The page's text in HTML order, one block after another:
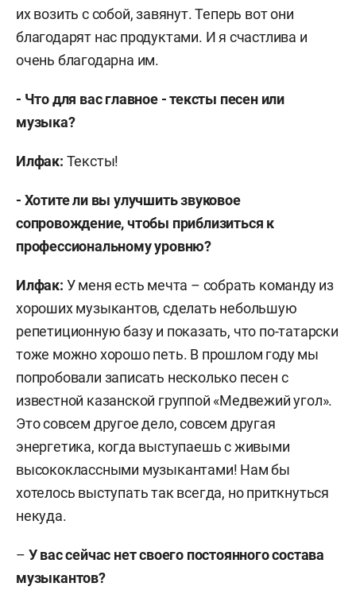
их возить с собой, завянут. Теперь вот они
благодарят нас продуктами. И я счастлива и
очень благодарна им.
- Что для вас главное - тексты песен или
музыка?
Илфак: Тексты!
- Хотите ли вы улучшить звуковое
сопровождение, чтобы приблизиться к
профессиональному уровню?
Илфак: У меня есть мечта – собрать команду из
хороших музыкантов, сделать небольшую
репетиционную базу и показать, что по-татарски
тоже можно хорошо петь. В прошлом году мы
попробовали записать несколько песен с
известной казанской группой «Медвежий угол».
Это совсем другое дело, совсем другая
энергетика, когда выступаешь с живыми
высококлассными музыкантами! Нам бы
хотелось выступать так всегда, но приткнуться
некуда.
– У вас сейчас нет своего постоянного состава
музыкантов?